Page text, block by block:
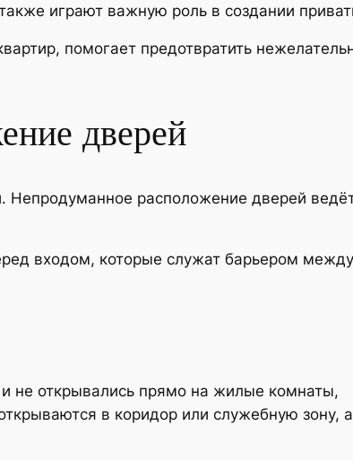
играют важную роль в создании
помогает предотвратить
дверей
Непродуманное расположение дверей
входом, которые служат барьером между
не открывались прямо на жилые комнаты,
в коридор или служебную зону,